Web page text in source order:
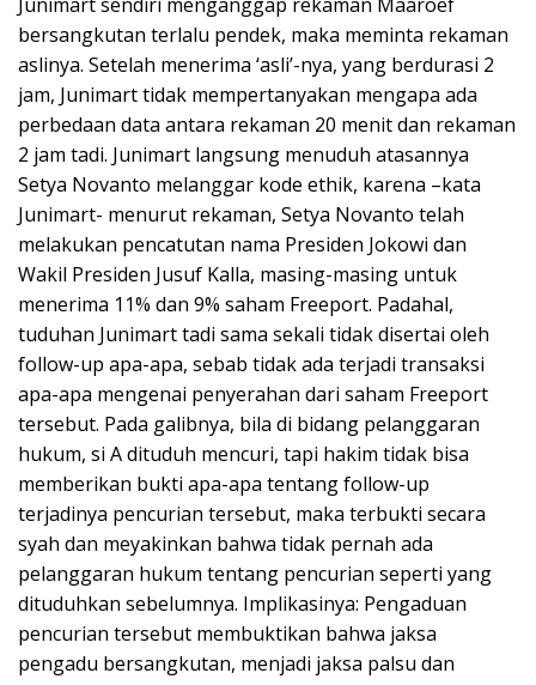
bersangkutan terlalu pendek, maka meminta rekaman
aslinya. Setelah menerima ‘asli’-nya, yang berdurasi 2
jam, Junimart tidak mempertanyakan mengapa ada
perbedaan data antara rekaman 20 menit dan rekaman
2 jam tadi. Junimart langsung menuduh atasannya
Setya Novanto melanggar kode ethik, karena –kata
Junimart- menurut rekaman, Setya Novanto telah
melakukan pencatutan nama Presiden Jokowi dan
Wakil Presiden Jusuf Kalla, masing-masing untuk
menerima 11% dan 9% saham Freeport. Padahal,
tuduhan Junimart tadi sama sekali tidak disertai oleh
follow-up apa-apa, sebab tidak ada terjadi transaksi
apa-apa mengenai penyerahan dari saham Freeport
tersebut. Pada galibnya, bila di bidang pelanggaran
hukum, si A dituduh mencuri, tapi hakim tidak bisa
memberikan bukti apa-apa tentang follow-up
terjadinya pencurian tersebut, maka terbukti secara
syah dan meyakinkan bahwa tidak pernah ada
pelanggaran hukum tentang pencurian seperti yang
dituduhkan sebelumnya. Implikasinya: Pengaduan
pencurian tersebut membuktikan bahwa jaksa
pengadu bersangkutan, menjadi jaksa palsu dan